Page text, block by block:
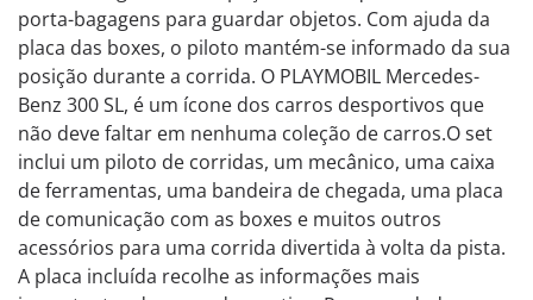
porta-bagagens para guardar objetos. Com ajuda da
placa das boxes, o piloto mantém-se informado da sua
posição durante a corrida. O PLAYMOBIL Mercedes-
Benz 300 SL, é um ícone dos carros desportivos que
não deve faltar em nenhuma coleção de carros.O set
inclui um piloto de corridas, um mecânico, uma caixa
de ferramentas, uma bandeira de chegada, uma placa
de comunicação com as boxes e muitos outros
acessórios para uma corrida divertida à volta da pista.
A placa incluída recolhe as informações mais